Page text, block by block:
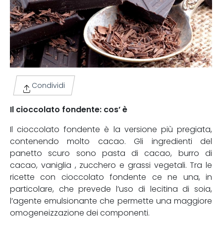
Condividi
Il cioccolato fondente: cos’ è
Il cioccolato fondente è la versione più pregiata,
contenendo molto cacao. Gli ingredienti del
panetto scuro sono pasta di cacao, burro di
cacao, vaniglia , zucchero e grassi vegetali. Tra le
ricette con cioccolato fondente ce ne una, in
particolare, che prevede l’uso di lecitina di soia,
l’agente emulsionante che permette una maggiore
omogeneizzazione dei componenti.